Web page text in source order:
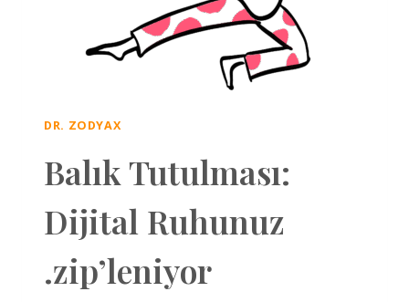
DR. ZODYAX
Balık Tutulması:
Dijital Ruhunuz
.zip’leniyor